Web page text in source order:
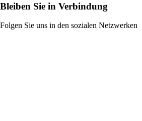
Bleiben Sie in Verbindung
Folgen Sie uns in den sozialen Netzwerken